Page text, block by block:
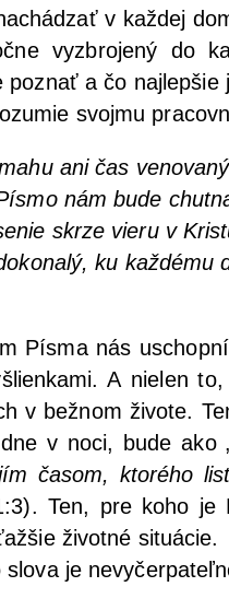
v kaž­dej
vyzb­ro­je­ný do
poznať a čo
svoj­mu
ani čas
nám bude
skr­ze vie­ru v
ku kaž­dé­mu
nás uschop­ní
A nie­len
v bež­nom živo­te.
v noci, bude ako
časom, kto­ré­ho
Ten, pre koho je
život­né situácie.
je